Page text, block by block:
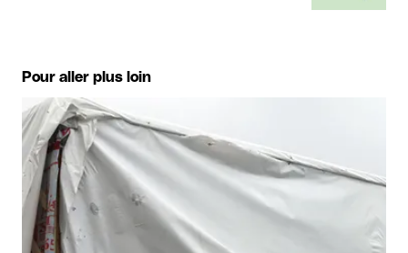
Pour aller plus loin